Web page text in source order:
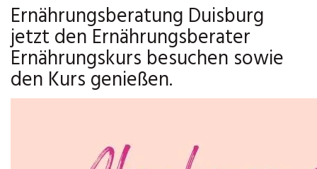
Ernährungsberatung Duisburg
jetzt den Ernährungsberater
Ernährungskurs besuchen sowie
den Kurs genießen.